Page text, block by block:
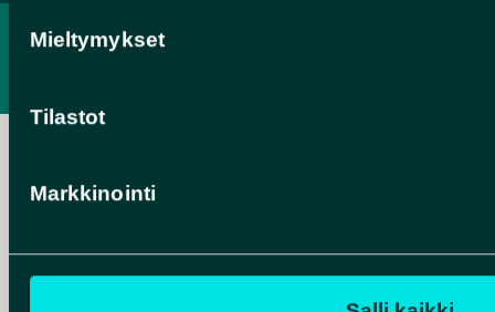
Mieltymykset
Tilastot
Markkinointi